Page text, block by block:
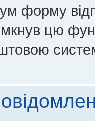
форму
цю